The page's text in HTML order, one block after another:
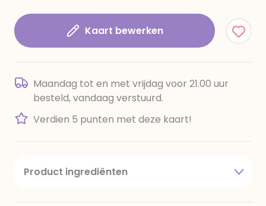
Kaart bewerken
Maandag tot en met vrijdag voor 21.00 uur
besteld, vandaag verstuurd.
Verdien 5 punten met deze kaart!
Product ingrediënten
amandelen,cacaomassa, emulgator (sojalecithine),